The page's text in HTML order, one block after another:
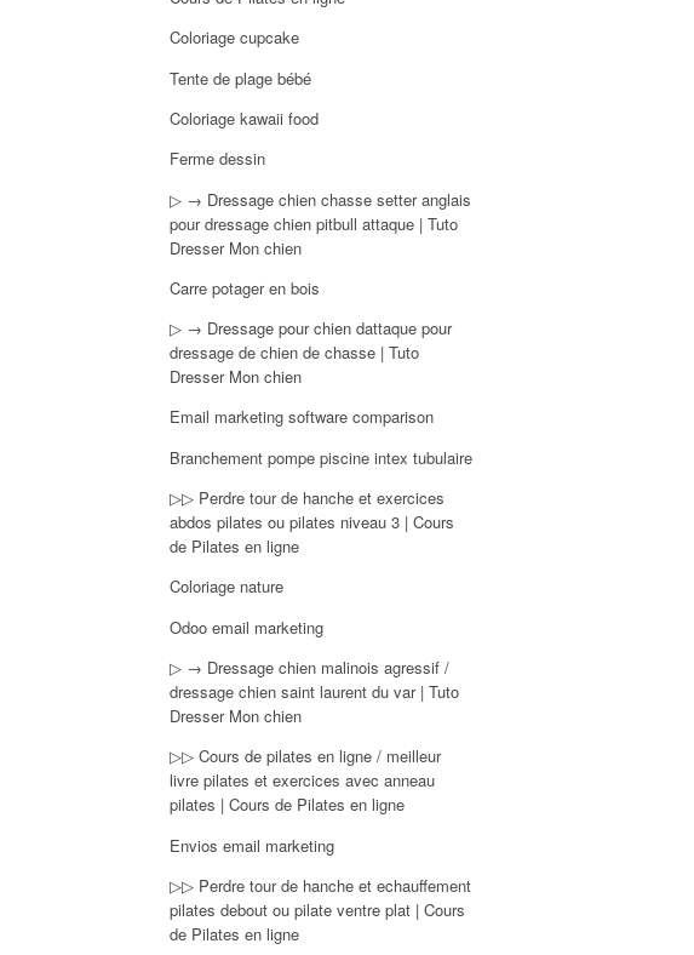
Coloriage cupcake
Tente de plage bébé
Coloriage kawaii food
Ferme dessin
▷ → Dressage chien chasse setter anglais
pour dressage chien pitbull attaque | Tuto
Dresser Mon chien
Carre potager en bois
▷ → Dressage pour chien dattaque pour
dressage de chien de chasse | Tuto
Dresser Mon chien
Email marketing software comparison
Branchement pompe piscine intex tubulaire
▷▷ Perdre tour de hanche et exercices
abdos pilates ou pilates niveau 3 | Cours
de Pilates en ligne
Coloriage nature
Odoo email marketing
▷ → Dressage chien malinois agressif /
dressage chien saint laurent du var | Tuto
Dresser Mon chien
▷▷ Cours de pilates en ligne / meilleur
livre pilates et exercices avec anneau
pilates | Cours de Pilates en ligne
Envios email marketing
▷▷ Perdre tour de hanche et echauffement
pilates debout ou pilate ventre plat | Cours
de Pilates en ligne